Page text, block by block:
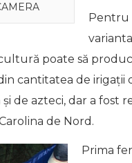
Pentru
varianta
poate să
cantitatea de
de azteci, dar a fost
de Nord.
Prima